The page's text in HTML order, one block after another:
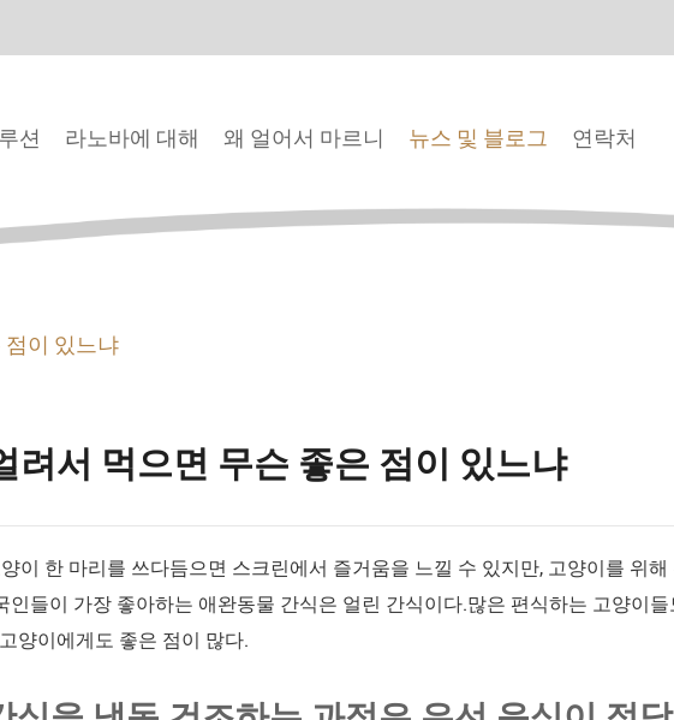
션 라노바에 대해 왜 얼어서 마르니 뉴스 및 블로그 연락처
점이 있느냐
려서 먹으면 무슨 좋은 점이 있느냐
이 한 마리를 쓰다듬으면 스크린에서 즐거움을 느낄 수 있지만, 고양이를 위
인들이 가장 좋아하는 애완동물 간식은 얼린 간식이다.많은 편식하는 고양이
양이에게도 좋은 점이 많다.